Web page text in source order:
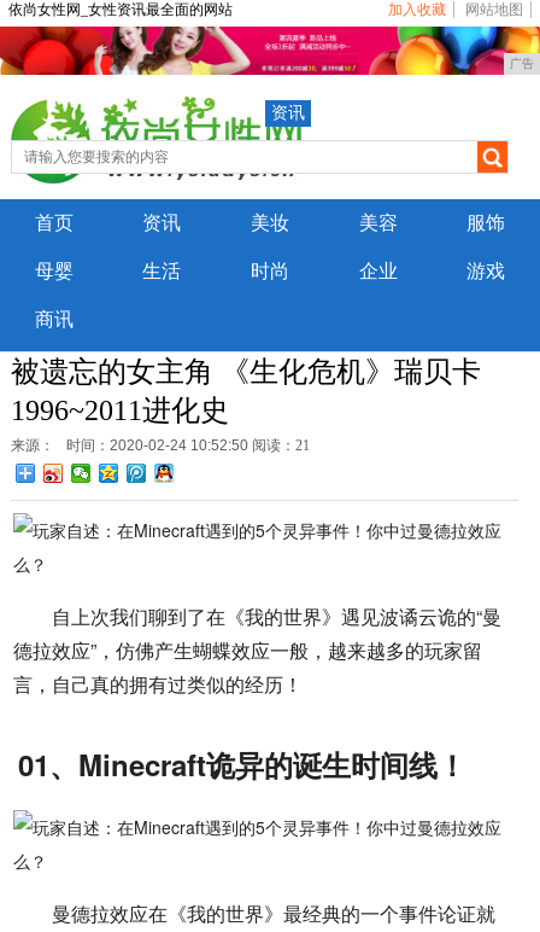
依尚女性网_女性资讯最全面的网站 加入收藏 网站地图
广告
资讯
首页 资讯 美妆 美容 服饰
母婴 生活 时尚 企业 游戏
商讯
被遗忘的女主角 《生化危机》瑞贝卡
1996~2011进化史
来源： 时间：2020-02-24 10:52:50 阅读：21
自上次我们聊到了在《我的世界》遇见波谲云诡的“曼
德拉效应”，仿佛产生蝴蝶效应一般，越来越多的玩家留
言，自己真的拥有过类似的经历！
01、Minecraft诡异的诞生时间线！
曼德拉效应在《我的世界》最经典的一个事件论证就